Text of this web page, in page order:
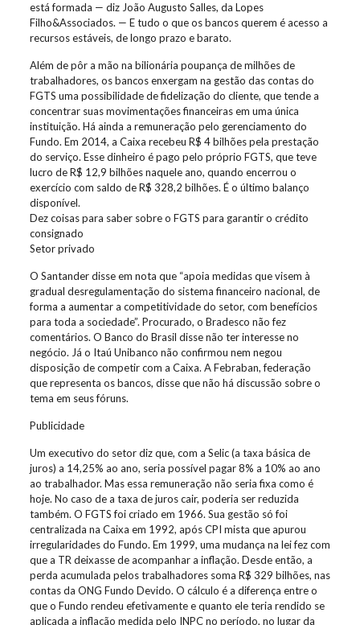
está formada — diz João Augusto Salles, da Lopes
Filho&Associados. — E tudo o que os bancos querem é acesso a
recursos estáveis, de longo prazo e barato.
Além de pôr a mão na bilionária poupança de milhões de
trabalhadores, os bancos enxergam na gestão das contas do
FGTS uma possibilidade de fidelização do cliente, que tende a
concentrar suas movimentações financeiras em uma única
instituição. Há ainda a remuneração pelo gerenciamento do
Fundo. Em 2014, a Caixa recebeu R$ 4 bilhões pela prestação
do serviço. Esse dinheiro é pago pelo próprio FGTS, que teve
lucro de R$ 12,9 bilhões naquele ano, quando encerrou o
exercício com saldo de R$ 328,2 bilhões. É o último balanço
disponível.
Dez coisas para saber sobre o FGTS para garantir o crédito
consignado
Setor privado
O Santander disse em nota que “apoia medidas que visem à
gradual desregulamentação do sistema financeiro nacional, de
forma a aumentar a competitividade do setor, com benefícios
para toda a sociedade”. Procurado, o Bradesco não fez
comentários. O Banco do Brasil disse não ter interesse no
negócio. Já o Itaú Unibanco não confirmou nem negou
disposição de competir com a Caixa. A Febraban, federação
que representa os bancos, disse que não há discussão sobre o
tema em seus fóruns.
Publicidade
Um executivo do setor diz que, com a Selic (a taxa básica de
juros) a 14,25% ao ano, seria possível pagar 8% a 10% ao ano
ao trabalhador. Mas essa remuneração não seria fixa como é
hoje. No caso de a taxa de juros cair, poderia ser reduzida
também. O FGTS foi criado em 1966. Sua gestão só foi
centralizada na Caixa em 1992, após CPI mista que apurou
irregularidades do Fundo. Em 1999, uma mudança na lei fez com
que a TR deixasse de acompanhar a inflação. Desde então, a
perda acumulada pelos trabalhadores soma R$ 329 bilhões, nas
contas da ONG Fundo Devido. O cálculo é a diferença entre o
que o Fundo rendeu efetivamente e quanto ele teria rendido se
aplicada a inflação medida pelo INPC no período, no lugar da